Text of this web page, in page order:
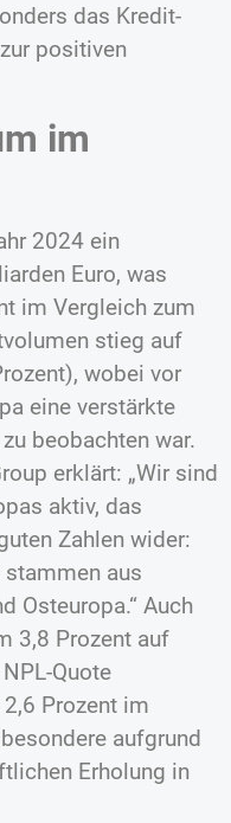
das Kredit-
positiven
im
2024 ein
Euro, was
im Vergleich zum
stieg auf
wobei vor
eine verstärkte
beobachten war.
erklärt: „Wir sind
aktiv, das
Zahlen wider:
aus
Osteuropa.“ Auch
3,8 Prozent auf
Quote
Prozent im
aufgrund
Erholung in